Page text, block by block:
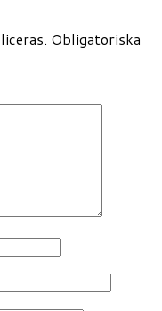
Obligatoriska